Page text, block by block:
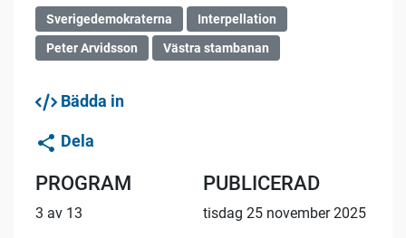
Sverigedemokraterna
Interpellation
Peter Arvidsson
Västra stambanan
Bädda in
Dela
PROGRAM
3 av 13
PUBLICERAD
tisdag 25 november 2025